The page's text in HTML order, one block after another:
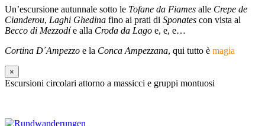
Un’escursione autunnale sotto le Tofane da Fiames alle Crepe de
Cianderou, Laghi Ghedina fino ai prati di Sponates con vista al
Becco di Mezzodíe alla Croda da Lago e, e, e…
Cortina D´Ampezzo e la Conca Ampezzana, qui tutto è magia
×
Escursioni circolari attorno a massicci e gruppi montuosi